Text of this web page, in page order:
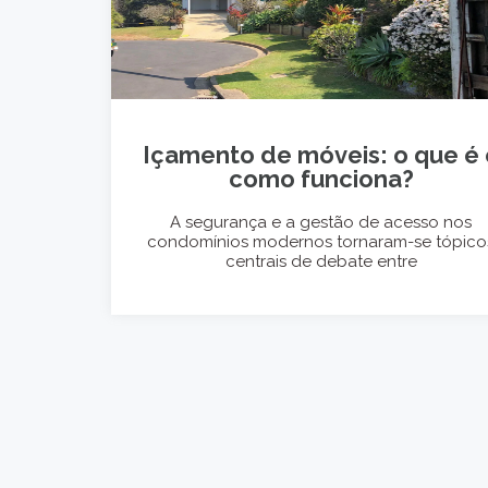
Içamento de móveis: o que é
como funciona?
A segurança e a gestão de acesso nos
condomínios modernos tornaram-se
centrais de debate entre